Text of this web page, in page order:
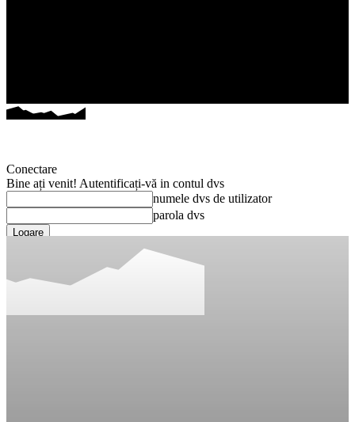
Conectare
Bine ați venit! Autentificați-vă in contul dvs
numele dvs de utilizator
parola dvs
Ați uitat parola? obține ajutor
Recuperați-vă parola